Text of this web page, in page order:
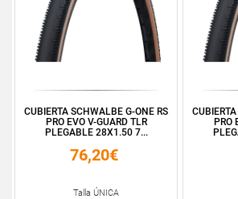
CUBIERTA SCHWALBE G-ONE RS
PRO EVO V-GUARD TLR
PLEGABLE 28X1.50 7...
76,20€
Talla ÚNICA
PRO